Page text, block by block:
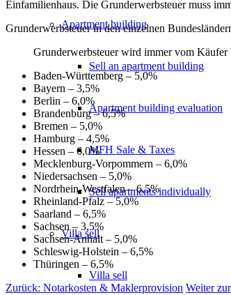
Apartment building
Sell an apartment building
Apartment building evaluation
MFH Sale & Taxes
Sell apartments individually
Villasell
Villa sell
Einfamilienhaus. Die Grunderwerbsteuer muss
Grunderwerbsteuer in den einzelnen
Grunderwerbsteuer wird immer vom Käufer
Baden-Württemberg – 5,0%
Bayern – 3,5%
Berlin – 6,0%
Brandenburg – 6,5%
Bremen – 5,0%
Hamburg – 4,5%
Hessen – 6,0%
Mecklenburg-Vorpommern – 6,0%
Niedersachsen – 5,0%
Nordrhein-Westfalen – 6,5%
Rheinland-Pfalz – 5,0%
Saarland – 6,5%
Sachsen – 3,5%
Sachsen-Anhalt – 5,0%
Schleswig-Holstein – 6,5%
Thüringen – 6,5%
Zurück: Notarkosten & Maklerprovision Weiter